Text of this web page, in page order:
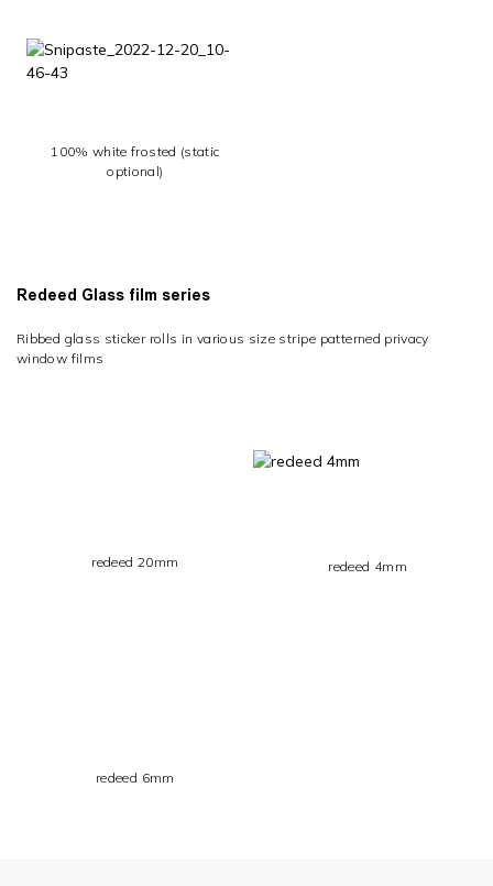
100% white frosted (static
optional)
Redeed Glass film series
Ribbed glass sticker rolls in various size stripe patterned privacy
window films
redeed 20mm redeed 4mm
redeed 6mm